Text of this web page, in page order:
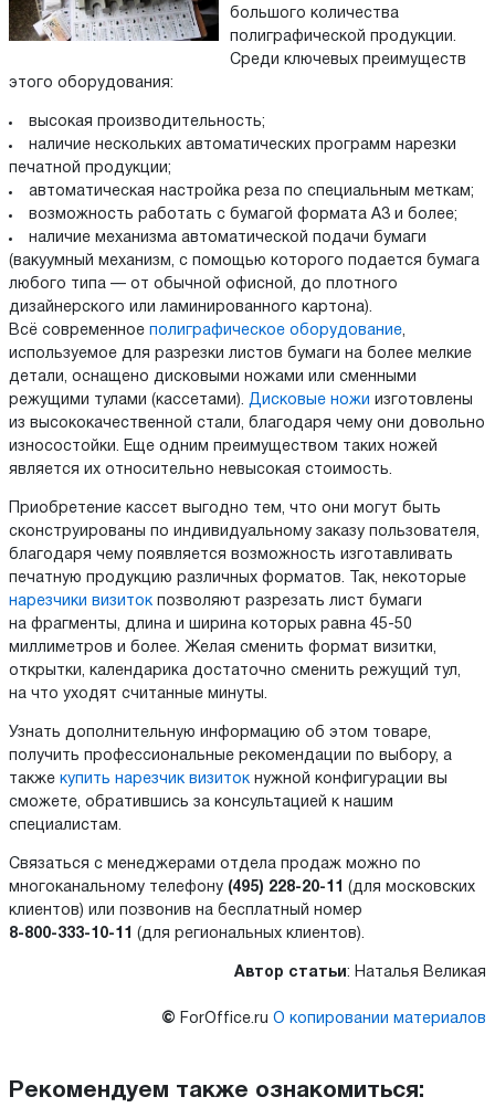
большого количества
полиграфической продукции.
Среди ключевых преимуществ
этого оборудования:
высокая производительность;
наличие нескольких автоматических программ нарезки
печатной продукции;
автоматическая настройка реза по специальным меткам;
возможность работать с бумагой формата А3 и более;
наличие механизма автоматической подачи бумаги
(вакуумный механизм, с помощью которого подается бумага
любого типа — от обычной офисной, до плотного
дизайнерского или ламинированного картона).
Всё современное полиграфическое оборудование,
используемое для разрезки листов бумаги на более мелкие
детали, оснащено дисковыми ножами или сменными
режущими тулами (кассетами). Дисковые ножи изготовлены
из высококачественной стали, благодаря чему они довольно
износостойки. Еще одним преимуществом таких ножей
является их относительно невысокая стоимость.
Приобретение кассет выгодно тем, что они могут быть
сконструированы по индивидуальному заказу пользователя,
благодаря чему появляется возможность изготавливать
печатную продукцию различных форматов. Так, некоторые
нарезчики визиток позволяют разрезать лист бумаги
на фрагменты, длина и ширина которых равна 45-50
миллиметров и более. Желая сменить формат визитки,
открытки, календарика достаточно сменить режущий тул,
на что уходят считанные минуты.
Узнать дополнительную информацию об этом товаре,
получить профессиональные рекомендации по выбору, а
также купить нарезчик визиток нужной конфигурации вы
сможете, обратившись за консультацией к нашим
специалистам.
Связаться с менеджерами отдела продаж можно по
многоканальному телефону (495) 228-20-11
(для московских
клиентов) или позвонив на бесплатный номер
8-800-333-10-11
(для региональных клиентов).
Автор статьи: Наталья Великая
© ForOffice.ru О копировании материалов
Рекомендуем также ознакомиться: